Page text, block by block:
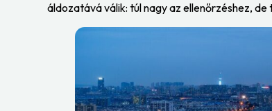
áldozatává válik: túl nagy az ellenőrzéshez,